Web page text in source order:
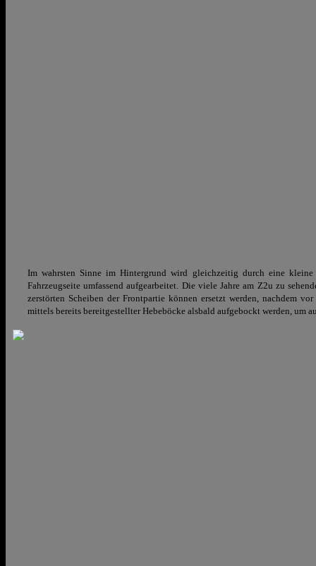
Im wahrsten Sinne im Hintergrund wird gleichzeitig durch eine
Fahrzeugseite umfassend aufgearbeitet. Die viele Jahre am Z2u zu
zerstörten Scheiben der Frontpartie können ersetzt werden, nachdem
mittels bereits bereitgestellter Hebeböcke alsbald aufgebockt werden, um